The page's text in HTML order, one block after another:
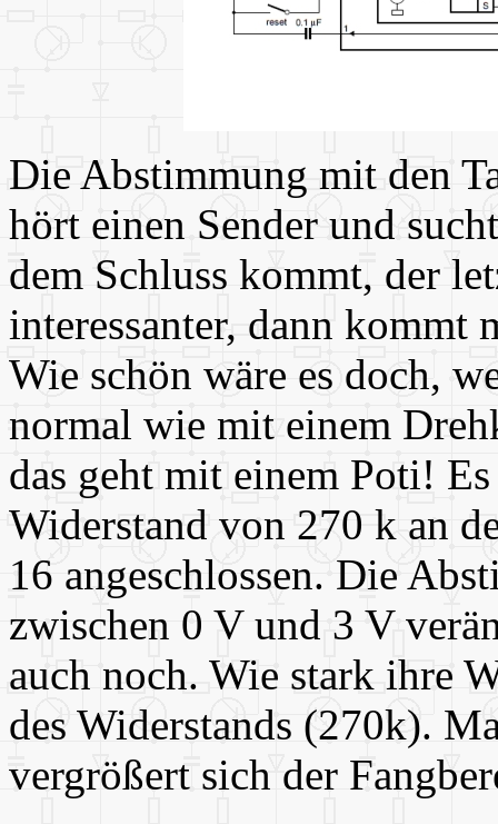
Die Abstimmung mit den
hört einen Sender und
dem Schluss kommt, der
interessanter, dann kommt
Wie schön wäre es doch,
normal wie mit einem
das geht mit einem Poti!
Widerstand von 270 k an
16 angeschlossen. Die
zwischen 0 V und 3 V
auch noch. Wie stark ihre
des Widerstands (270k).
vergrößert sich der